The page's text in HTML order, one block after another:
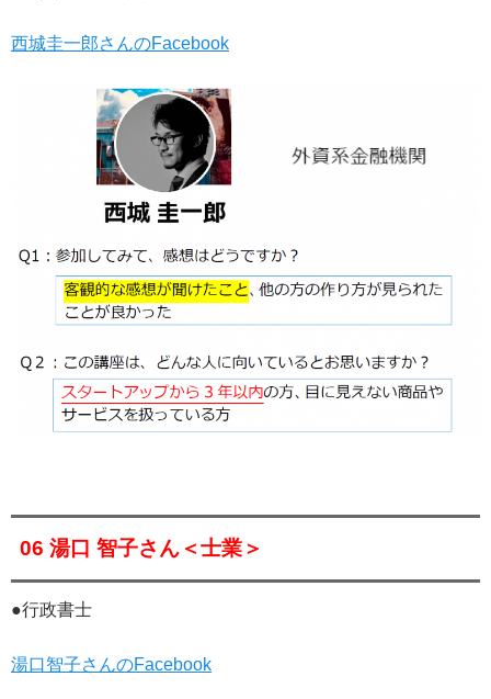
西城圭一郎さんのFacebook
06 湯口 智子さん＜士業＞
●行政書士
湯口智子さんのFacebook